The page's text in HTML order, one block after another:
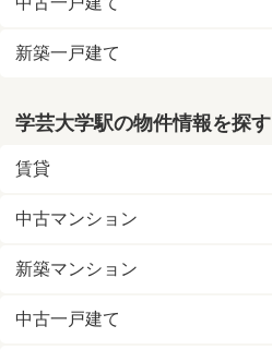
新築一戸建て
学芸大学駅の物件情報を探す
賃貸
中古マンション
新築マンション
中古一戸建て